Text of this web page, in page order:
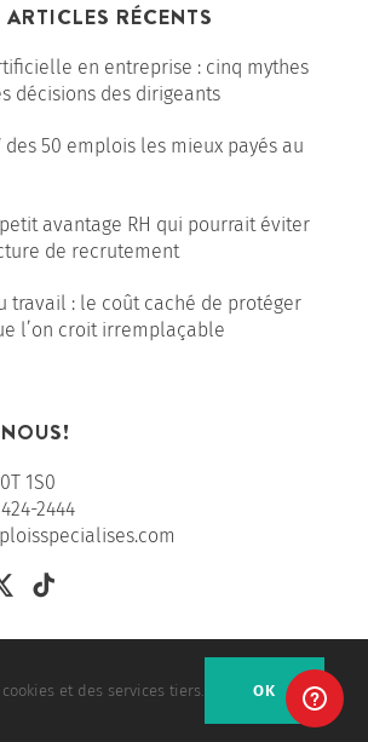
RÉCENTS
en entreprise : cinq mythes
décisions des dirigeants
des 50 emplois les mieux payés au
avantage RH qui pourrait éviter
de recrutement
travail : le coût caché de protéger
l’on croit irremplaçable
1S0
2444
À L’INFOLETTRE!
et des services tiers. OK